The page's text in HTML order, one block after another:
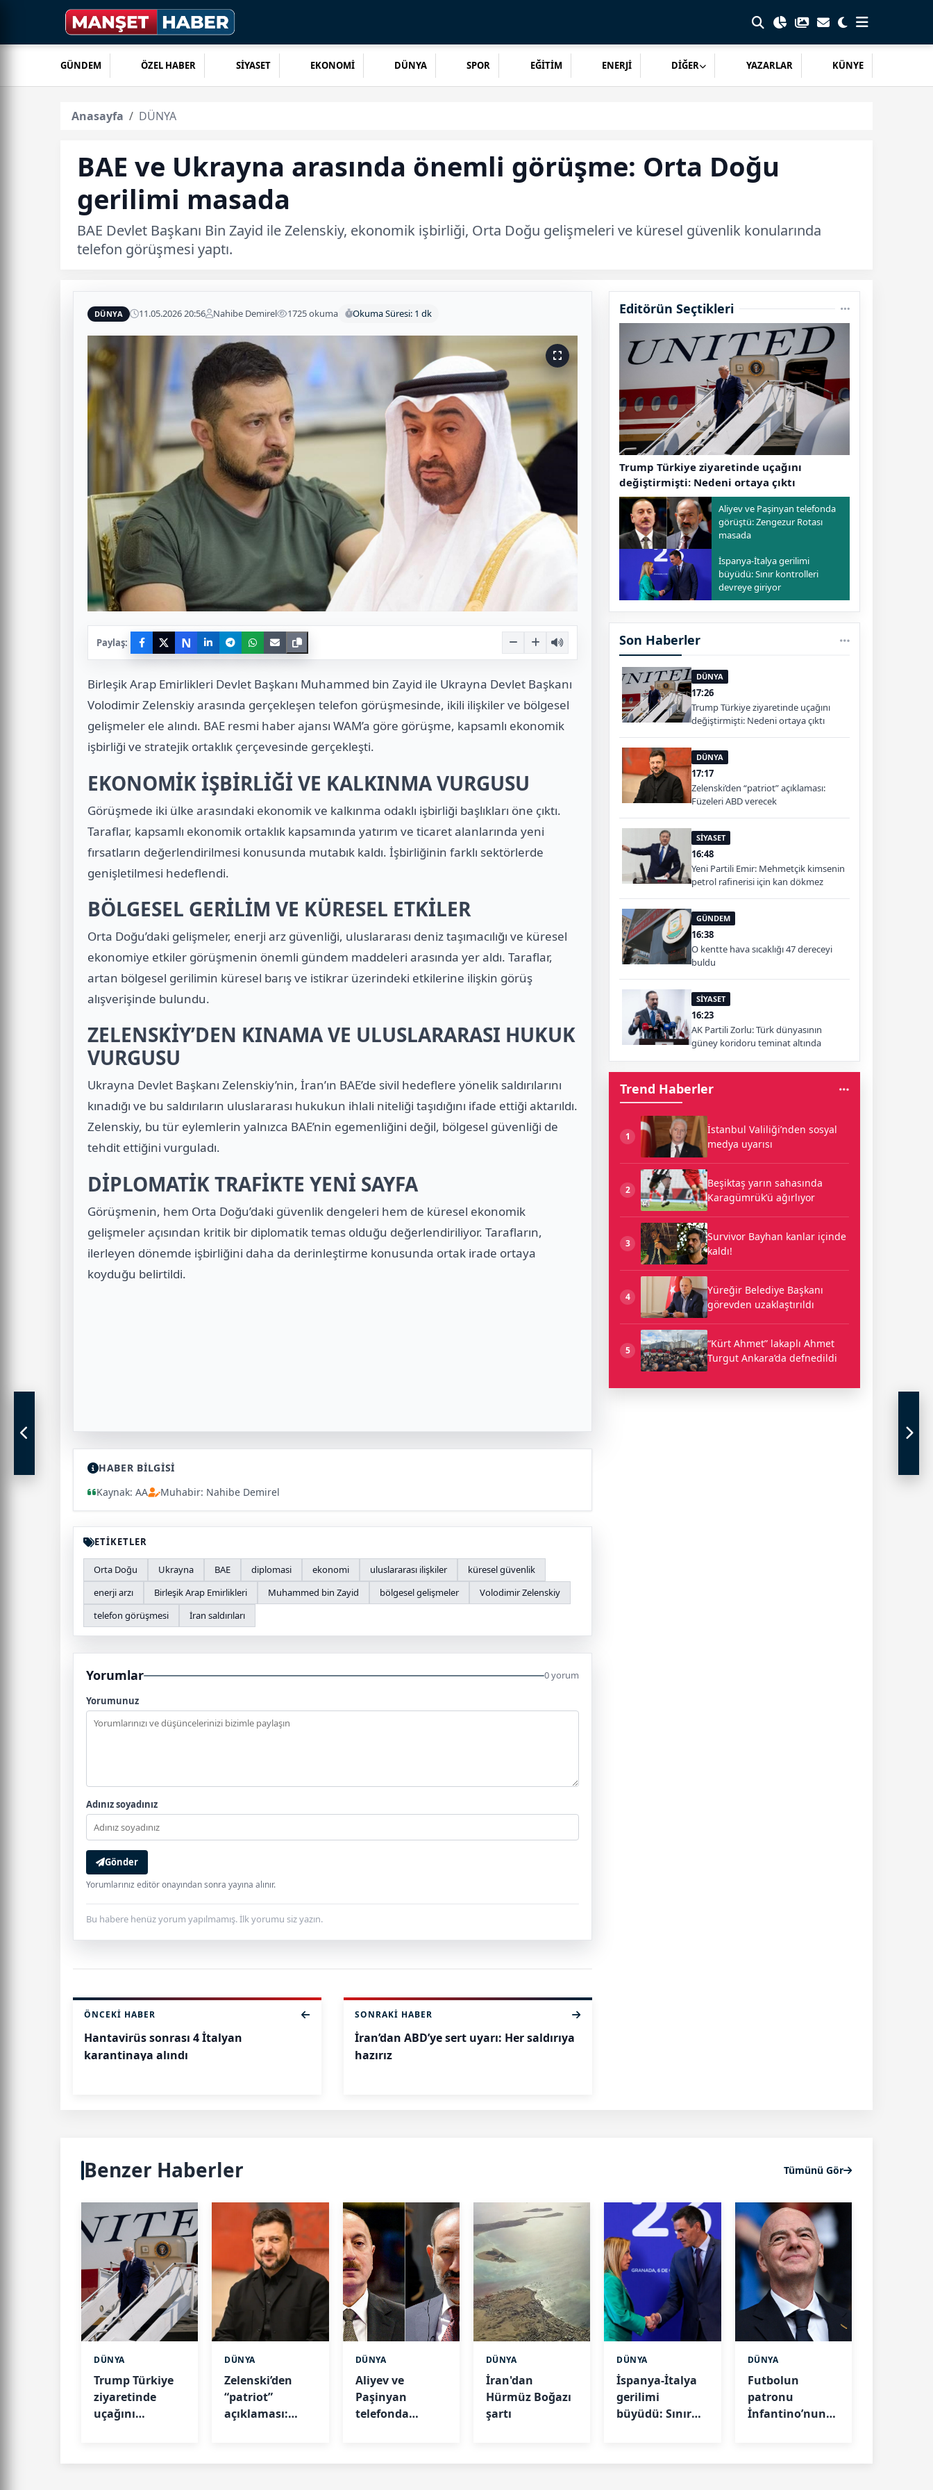
GÜNDEM ÖZEL HABER SİYASET EKONOMİ DÜNYA SPOR EĞİTİM ENERJİ DİĞER YAZARLAR KÜNYE
Anasayfa DÜNYA
BAE ve Ukrayna arasında önemli görüşme: Orta Doğu
gerilimi masada
BAE Devlet Başkanı Bin Zayid ile Zelenskiy, ekonomik işbirliği, Orta Doğu gelişmeleri ve küresel güvenlik konularında
telefon görüşmesi yaptı.
DÜNYA 11.05.2026 20:56 Nahibe Demirel 1725 okuma Okuma Süresi: 1 dk
Paylaş: N
Birleşik Arap Emirlikleri Devlet Başkanı Muhammed bin Zayid ile Ukrayna Devlet Başkanı
Volodimir Zelenskiy arasında gerçekleşen telefon görüşmesinde, ikili ilişkiler ve bölgesel
gelişmeler ele alındı. BAE resmi haber ajansı WAM’a göre görüşme, kapsamlı ekonomik
işbirliği ve stratejik ortaklık çerçevesinde gerçekleşti.
EKONOMİK İŞBİRLİĞİ VE KALKINMA VURGUSU
Görüşmede iki ülke arasındaki ekonomik ve kalkınma odaklı işbirliği başlıkları öne çıktı.
Taraflar, kapsamlı ekonomik ortaklık kapsamında yatırım ve ticaret alanlarında yeni
fırsatların değerlendirilmesi konusunda mutabık kaldı. İşbirliğinin farklı sektörlerde
genişletilmesi hedeflendi.
BÖLGESEL GERİLİM VE KÜRESEL ETKİLER
Orta Doğu’daki gelişmeler, enerji arz güvenliği, uluslararası deniz taşımacılığı ve küresel
ekonomiye etkiler görüşmenin önemli gündem maddeleri arasında yer aldı. Taraflar,
artan bölgesel gerilimin küresel barış ve istikrar üzerindeki etkilerine ilişkin görüş
alışverişinde bulundu.
ZELENSKİY’DEN KINAMA VE ULUSLARARASI HUKUK
VURGUSU
Ukrayna Devlet Başkanı Zelenskiy’nin, İran’ın BAE’de sivil hedeflere yönelik saldırılarını
kınadığı ve bu saldırıların uluslararası hukukun ihlali niteliği taşıdığını ifade ettiği aktarıldı.
Zelenskiy, bu tür eylemlerin yalnızca BAE’nin egemenliğini değil, bölgesel güvenliği de
tehdit ettiğini vurguladı.
DİPLOMATİK TRAFİKTE YENİ SAYFA
Görüşmenin, hem Orta Doğu’daki güvenlik dengeleri hem de küresel ekonomik
gelişmeler açısından kritik bir diplomatik temas olduğu değerlendiriliyor. Tarafların,
ilerleyen dönemde işbirliğini daha da derinleştirme konusunda ortak irade ortaya
koyduğu belirtildi.
HABER BİLGİSİ
Kaynak: AA
Muhabir: Nahibe Demirel
ETİKETLER
Orta Doğu Ukrayna BAE diplomasi ekonomi uluslararası ilişkiler
küresel güvenlik
enerji arzı
Birleşik Arap Emirlikleri Muhammed bin Zayid bölgesel gelişmeler
Volodimir Zelenskiy
telefon görüşmesi
İran saldırıları
Yorumlar 0 yorum
Yorumunuz
Adınız soyadınız
Gönder
Yorumlarınız editör onayından sonra yayına alınır.
Bu habere henüz yorum yapılmamış. İlk yorumu siz yazın.
ÖNCEKI HABER
Hantavirüs sonrası 4 İtalyan
karantinaya alındı
SONRAKI HABER
İran’dan ABD’ye sert uyarı: Her saldırıya
hazırız
Editörün Seçtikleri
Trump Türkiye ziyaretinde uçağını
değiştirmişti: Nedeni ortaya çıktı
Aliyev ve Paşinyan telefonda
görüştü: Zengezur Rotası
masada
İspanya-İtalya gerilimi
büyüdü: Sınır kontrolleri
devreye giriyor
Son Haberler
DÜNYA
17:26
Trump Türkiye ziyaretinde uçağını
değiştirmişti: Nedeni ortaya çıktı
DÜNYA
17:17
Zelenski’den “patriot” açıklaması:
Füzeleri ABD verecek
SİYASET
16:48
Yeni Partili Emir: Mehmetçik kimsenin
petrol rafinerisi için kan dökmez
GÜNDEM
16:38
O kentte hava sıcaklığı 47 dereceyi
buldu
SİYASET
16:23
AK Partili Zorlu: Türk dünyasının
güney koridoru teminat altında
Trend Haberler
1
İstanbul Valiliği’nden sosyal
medya uyarısı
2
Beşiktaş yarın sahasında
Karagümrük’ü ağırlıyor
3
Survivor Bayhan kanlar içinde
kaldı!
4
Yüreğir Belediye Başkanı
görevden uzaklaştırıldı
5
“Kürt Ahmet” lakaplı Ahmet
Turgut Ankara’da defnedildi
Benzer Haberler Tümünü Gör
DÜNYA
Trump Türkiye
ziyaretinde
uçağını
DÜNYA
Zelenski’den
“patriot”
açıklaması:
DÜNYA
Aliyev ve
Paşinyan
telefonda
DÜNYA
İran'dan
Hürmüz Boğazı
şartı
DÜNYA
İspanya-İtalya
gerilimi
büyüdü: Sınır
DÜNYA
Futbolun
patronu
İnfantino’nun